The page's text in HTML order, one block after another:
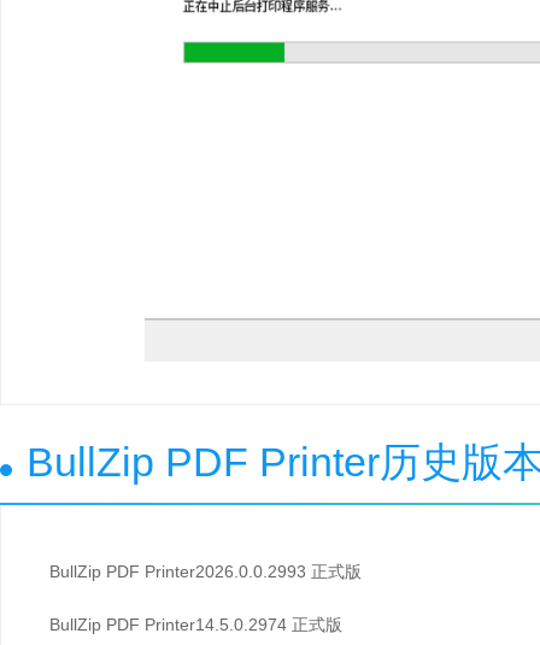
BullZip PDF Printer历史版
BullZip PDF Printer2026.0.0.2993 正式版
BullZip PDF Printer14.5.0.2974 正式版